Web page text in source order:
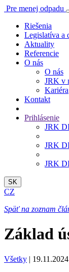
Pre menej odpadu
Riešenia
Legislatíva a
Aktuality
Referencie
O nás
O nás
JRK v
Kariéra
Kontakt
Prihlásenie
JRK
JRK
JRK
SK
CZ
Späť na zoznam
Základ
Všetky | 19.11.2024